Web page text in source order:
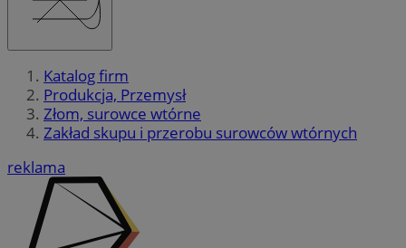
Katalog firm
Produkcja, Przemysł
Złom, surowce wtórne
Zakład skupu i przerobu surowców wtórnych
reklama